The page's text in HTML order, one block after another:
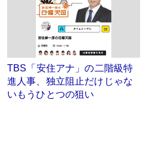
TBS「安住アナ」の二階級特
進人事、独立阻止だけじゃな
いもうひとつの狙い